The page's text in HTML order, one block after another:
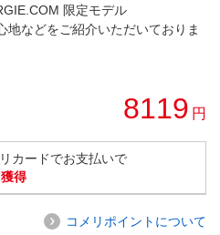
限定モデル
地などをご紹介いただいておりま
8119 円
カードでお支払いで
得
コメリポイントについて